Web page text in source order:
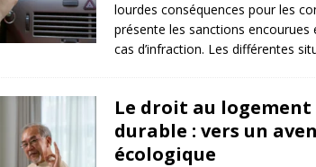
lourdes conséquences pour les
présente les sanctions encourues
cas d’infraction. Les différentes
Le droit au
durable : vers un
écologique